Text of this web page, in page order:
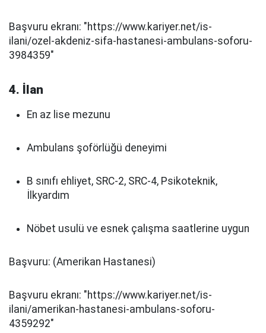
Başvuru ekranı: "https://www.kariyer.net/is-
ilani/ozel-akdeniz-sifa-hastanesi-ambulans-soforu-
3984359"
4. İlan
En az lise mezunu
Ambulans şoförlüğü deneyimi
B sınıfı ehliyet, SRC-2, SRC-4, Psikoteknik,
İlkyardım
Nöbet usulü ve esnek çalışma saatlerine uygun
Başvuru: (Amerikan Hastanesi)
Başvuru ekranı: "https://www.kariyer.net/is-
ilani/amerikan-hastanesi-ambulans-soforu-
4359292"